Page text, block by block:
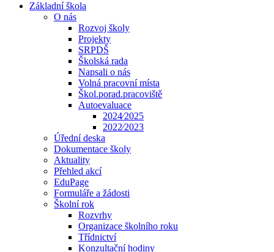
Základní škola
O nás
Rozvoj školy
Projekty
SRPDŠ
Školská rada
Napsali o nás
Volná pracovní místa
Škol.porad.pracoviště
Autoevaluace
2024⁄2025
2022⁄2023
Úřední deska
Dokumentace školy
Aktuality
Přehled akcí
EduPage
Formuláře a žádosti
Školní rok
Rozvrhy
Organizace školního roku
Třídnictví
Konzultační hodiny